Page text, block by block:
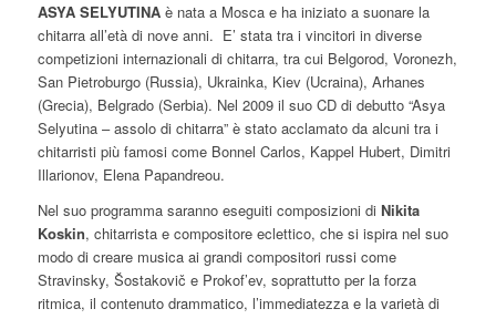
ASYA SELYUTINAè nata a Mosca e ha iniziato a suonare la
chitarra all’età di nove anni. E’ stata tra i vincitori in diverse
competizioni internazionali di chitarra, tra cui Belgorod, Voronezh,
San Pietroburgo (Russia), Ukrainka, Kiev (Ucraina), Arhanes
(Grecia), Belgrado (Serbia). Nel 2009 il suo CD di debutto “Asya
Selyutina – assolo di chitarra” è stato acclamato da alcuni tra i
chitarristi più famosi come Bonnel Carlos, Kappel Hubert, Dimitri
Illarionov, Elena Papandreou.
Nel suo programma saranno eseguiti composizioni di Nikita
Koskin, chitarrista e compositore eclettico, che si ispira nel suo
modo di creare musica ai grandi compositori russi come
Stravinsky, Šostakovič e Prokof’ev, soprattutto per la forza
ritmica, il contenuto drammatico, l’immediatezza e la varietà di